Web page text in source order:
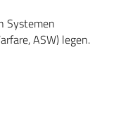
Systemen
ASW) legen.